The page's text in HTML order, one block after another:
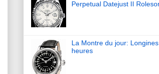
Perpetual Datejust II
La Montre du jour:
heures